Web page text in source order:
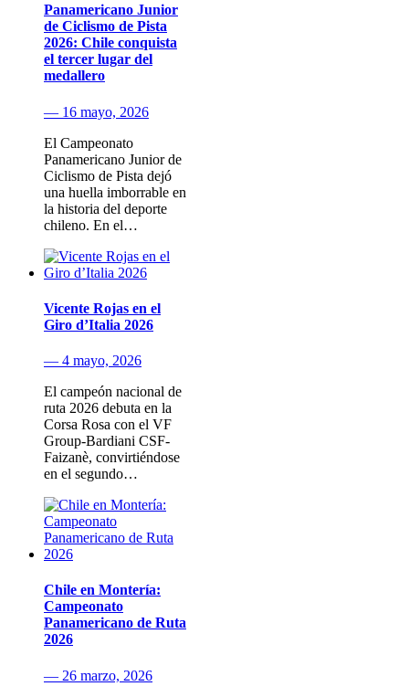
Panamericano Junior
de Ciclismo de Pista
2026: Chile conquista
el tercer lugar del
medallero
— 16 mayo, 2026
El Campeonato
Panamericano Junior de
Ciclismo de Pista dejó
una huella imborrable en
la historia del deporte
chileno. En el…
Vicente Rojas en el
Giro d’Italia 2026
— 4 mayo, 2026
El campeón nacional de
ruta 2026 debuta en la
Corsa Rosa con el VF
Group-Bardiani CSF-
Faizanè, convirtiéndose
en el segundo…
Chile en Montería:
Campeonato
Panamericano de Ruta
2026
— 26 marzo, 2026